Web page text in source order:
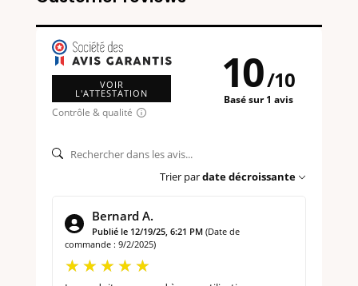
VOIR
L'ATTESTATION
Contrôle & qualité
10/10
Basé sur 1 avis
Trier pardate décroissante
Bernard A.
Publié le 12/19/25, 6:21 PM (Date de
commande : 9/2/2025)